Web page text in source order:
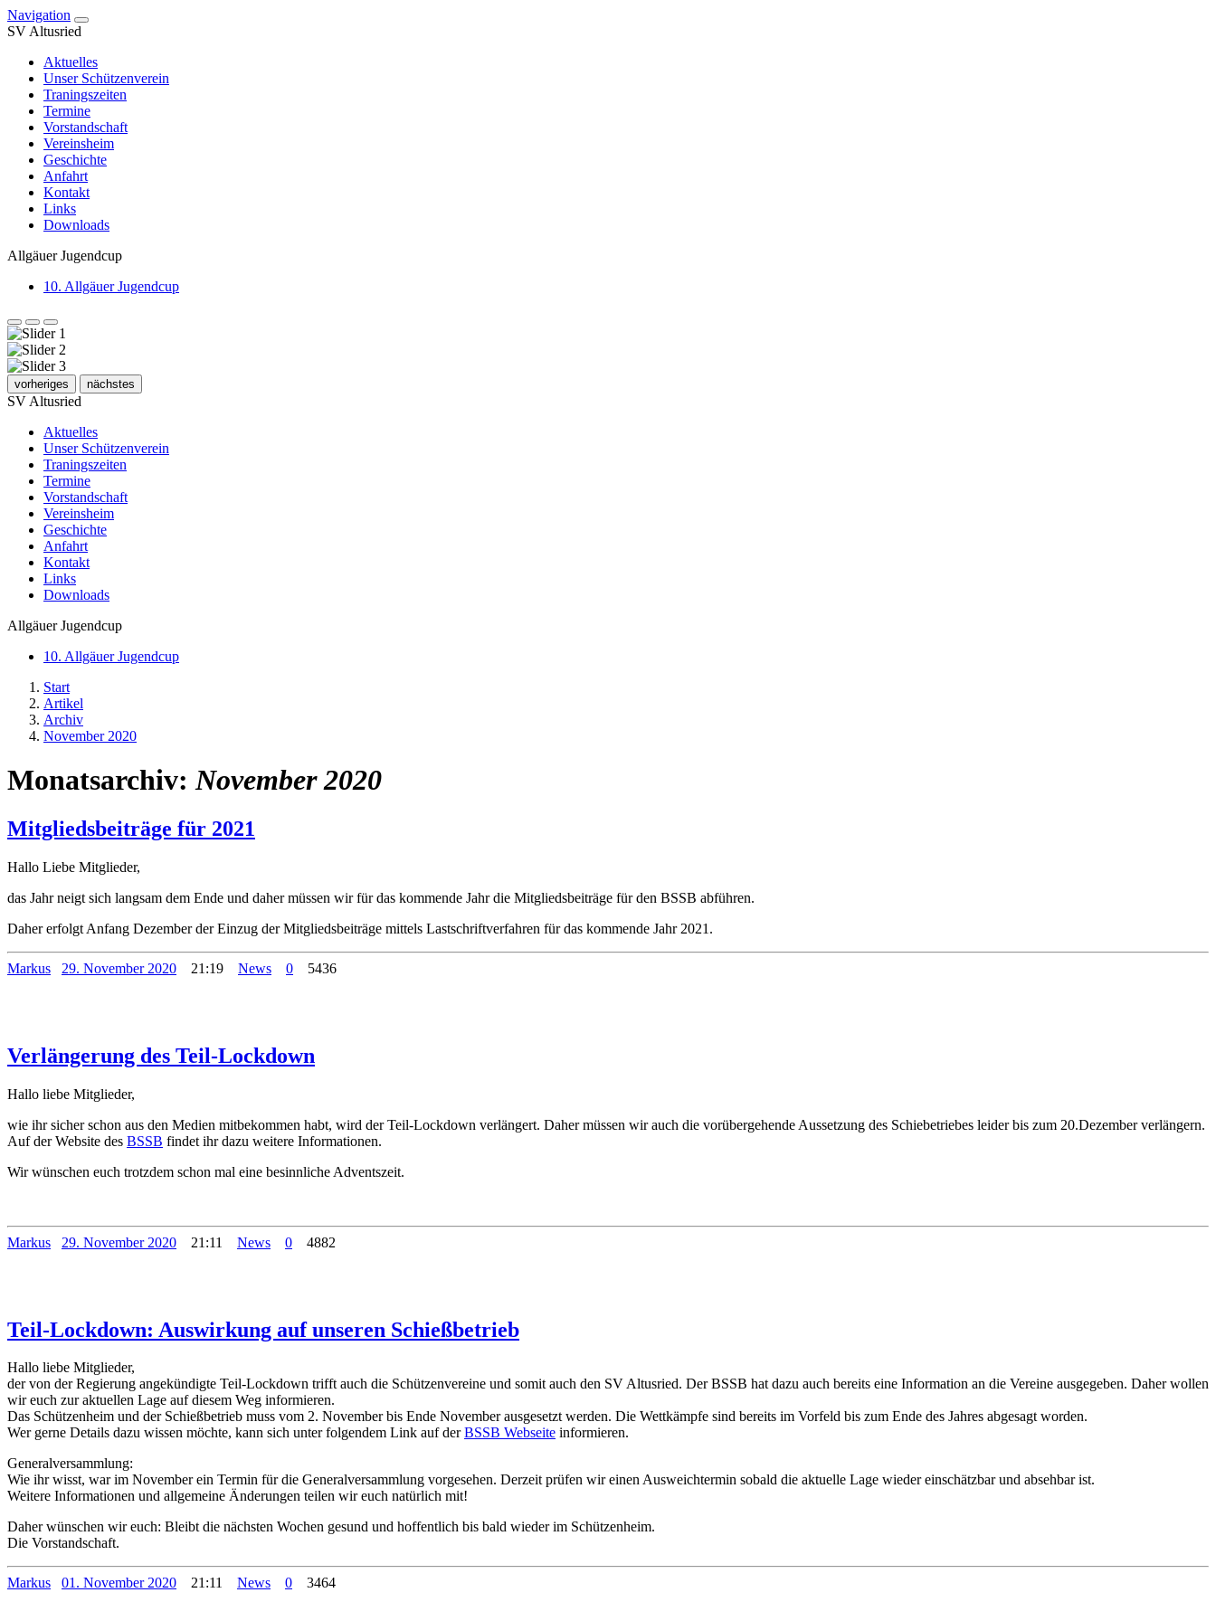
Navigation
SV Altusried
Aktuelles
Unser Schützenverein
Traningszeiten
Termine
Vorstandschaft
Vereinsheim
Geschichte
Anfahrt
Kontakt
Links
Downloads
Allgäuer Jugendcup
10. Allgäuer Jugendcup
vorheriges nächstes
SV Altusried
Aktuelles
Unser Schützenverein
Traningszeiten
Termine
Vorstandschaft
Vereinsheim
Geschichte
Anfahrt
Kontakt
Links
Downloads
Allgäuer Jugendcup
10. Allgäuer Jugendcup
Start
Artikel
Archiv
November 2020
Monatsarchiv:November 2020
Mitgliedsbeiträge für 2021
Hallo Liebe Mitglieder,
das Jahr neigt sich langsam dem Ende und daher müssen wir für das kommende Jahr die Mitgliedsbeiträge für den BSSB abführen.
Daher erfolgt Anfang Dezember der Einzug der Mitgliedsbeiträge mittels Lastschriftverfahren für das kommende Jahr 2021.
Markus 29. November 2020 21:19 News 0 5436
Verlängerung des Teil-Lockdown
Hallo liebe Mitglieder,
wie ihr sicher schon aus den Medien mitbekommen habt, wird der Teil-Lockdown verlängert. Daher müssen wir auch die vorübergehende Aussetzung des Schiebetriebes leider bis zum 20.Dezember verlängern.
Auf der Website des BSSB findet ihr dazu weitere Informationen.
Wir wünschen euch trotzdem schon mal eine besinnliche Adventszeit.
Markus 29. November 2020 21:11 News 0 4882
Teil-Lockdown: Auswirkung auf unseren Schießbetrieb
Hallo liebe Mitglieder,
der von der Regierung angekündigte Teil-Lockdown trifft auch die Schützenvereine und somit auch den SV Altusried. Der BSSB hat dazu auch bereits eine Information an die Vereine ausgegeben. Daher wollen
wir euch zur aktuellen Lage auf diesem Weg informieren.
Das Schützenheim und der Schießbetrieb muss vom 2. November bis Ende November ausgesetzt werden. Die Wettkämpfe sind bereits im Vorfeld bis zum Ende des Jahres abgesagt worden.
Wer gerne Details dazu wissen möchte, kann sich unter folgendem Link auf derBSSB Webseite informieren.
Generalversammlung:
Wie ihr wisst, war im November ein Termin für die Generalversammlung vorgesehen. Derzeit prüfen wir einen Ausweichtermin sobald die aktuelle Lage wieder einschätzbar und absehbar ist.
Weitere Informationen und allgemeine Änderungen teilen wir euch natürlich mit!
Daher wünschen wir euch: Bleibt die nächsten Wochen gesund und hoffentlich bis bald wieder im Schützenheim.
Die Vorstandschaft.
Markus 01. November 2020 21:11 News 0 3464